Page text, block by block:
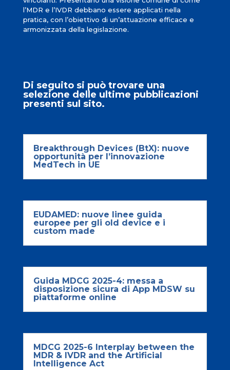
l’MDR e l’IVDR debbano essere applicati nella
pratica, con l’obiettivo di un’attuazione efficace e
armonizzata della legislazione.
Di seguito si può trovare una
selezione delle ultime pubblicazioni
presenti sul sito.
Breakthrough Devices (BtX): nuove
opportunità per l’innovazione
MedTech in UE
EUDAMED: nuove linee guida
europee per gli old device e i
custom made
Guida MDCG 2025-4: messa a
disposizione sicura di App MDSW su
piattaforme online
MDCG 2025-6 Interplay between the
MDR & IVDR and the Artificial
Intelligence Act